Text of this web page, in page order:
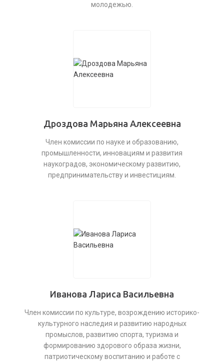
молодежью.
Дроздова Марьяна Алексеевна
Член комиссии по науке и образованию,
промышленности, инновациям и развития
наукоградов, экономическому развитию,
предпринимательству и инвестициям.
Иванова Лариса Васильевна
Член комиссии по культуре, возрождению историко-
культурного наследия и развитию народных
промыслов, развитию спорта, туризма и
формированию здорового образа жизни,
патриотическому воспитанию и работе с